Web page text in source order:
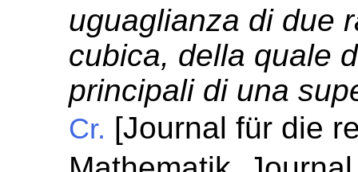
uguaglianza di due
cubica, della quale
principali di una
Cr. [Journal für die